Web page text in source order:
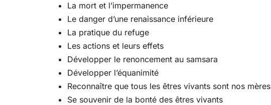
La mort et l’impermanence
Le danger d’une renaissance inférieure
La pratique du refuge
Les actions et leurs effets
Développer le renoncement au samsara
Développer l’équanimité
Reconnaître que tous les êtres vivants sont nos mères
Se souvenir de la bonté des êtres vivants